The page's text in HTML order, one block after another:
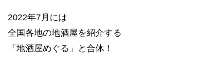
2022年7月には
全国各地の地酒屋を紹介する
「地酒屋めぐる」と合体！